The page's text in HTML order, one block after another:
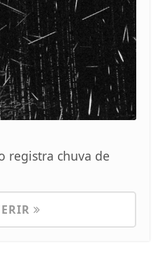
registra chuva de